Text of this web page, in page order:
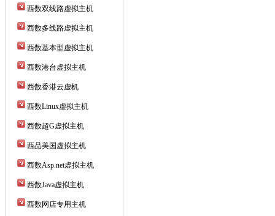
西数双线路虚拟主机
西数多线路虚拟主机
西数基本型虚拟主机
西数港台虚拟主机
西数香港云虚机
西数Linux虚拟主机
西数超G虚拟主机
西品美国虚拟主机
西数Asp.net虚拟主机
西数Java虚拟主机
西数网店专用主机